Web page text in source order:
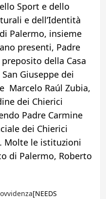
Sport e dello
e dell’Identità
Palermo, insieme
presenti, Padre
della Casa
Giuseppe dei
Marcelo Raúl Zubia,
dei Chierici
Padre Carmine
dei Chierici
Molte le istituzioni
di Palermo, Roberto
[NEEDS